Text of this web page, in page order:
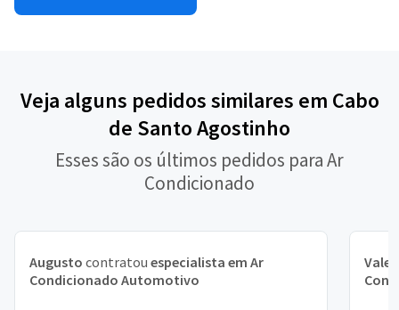
Veja alguns pedidos similares em Cabo
de Santo Agostinho
Esses são os últimos pedidos para Ar
Condicionado
Augusto contratou especialista em Ar
Condicionado Automotivo